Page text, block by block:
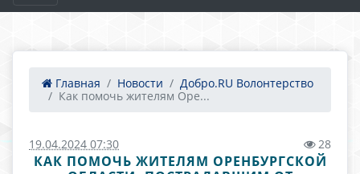
Главная Новости
Добро.RU Волонтерство
Как помочь жителям Оре...
19.04.2024 07:30 28
КАК ПОМОЧЬ ЖИТЕЛЯМ ОРЕНБУРГСКОЙ